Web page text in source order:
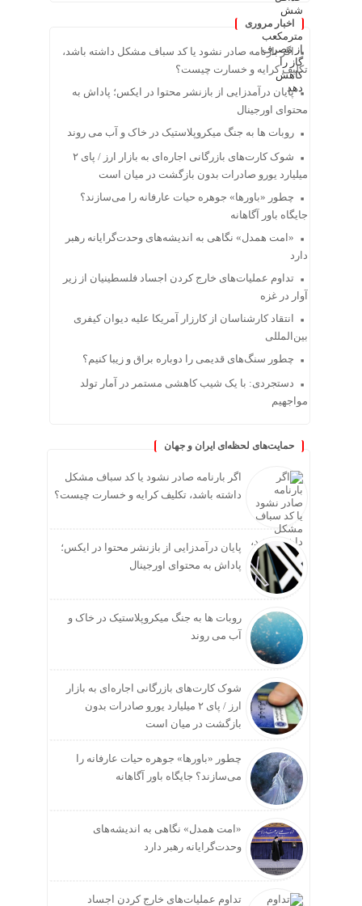
اخبار مروری
اگر بارنامه صادر نشود یا کد سباف مشکل داشته باشد،
تکلیف کرایه و خسارت چیست؟
پایان درآمدزایی از بازنشر محتوا در ایکس؛ پاداش به
محتوای اورجینال
روبات ها به جنگ میکروپلاستیک در خاک و آب می روند
شوک کارت‌های بازرگانی اجاره‌ای به بازار ارز / پای ۲
میلیارد یورو صادرات بدون بازگشت در میان است
چطور «باورها» جوهره حیات عارفانه را می‌سازند؟
جایگاه باور آگاهانه
«امت همدل» نگاهی به اندیشه‌های وحدت‌گرایانه رهبر
دارد
تداوم عملیات‌های خارج کردن اجساد فلسطینیان از زیر
آوار در غزه
انتقاد کارشناسان از کارزار آمریکا علیه دیوان کیفری
بین‌المللی
چطور سنگ‌های قدیمی را دوباره براق و زیبا کنیم؟
دستجردی: با یک شیب کاهشی مستمر در آمار تولد
مواجهیم
حمایت‌های لحظه‌ای ایران و جهان
اگر بارنامه صادر نشود یا کد سباف مشکل
داشته باشد، تکلیف کرایه و خسارت چیست؟
پایان درآمدزایی از بازنشر محتوا در ایکس؛
پاداش به محتوای اورجینال
روبات ها به جنگ میکروپلاستیک در خاک و
آب می روند
شوک کارت‌های بازرگانی اجاره‌ای به بازار
ارز / پای ۲ میلیارد یورو صادرات بدون
بازگشت در میان است
چطور «باورها» جوهره حیات عارفانه را
می‌سازند؟ جایگاه باور آگاهانه
«امت همدل» نگاهی به اندیشه‌های
وحدت‌گرایانه رهبر دارد
تداوم عملیات‌های خارج کردن اجساد